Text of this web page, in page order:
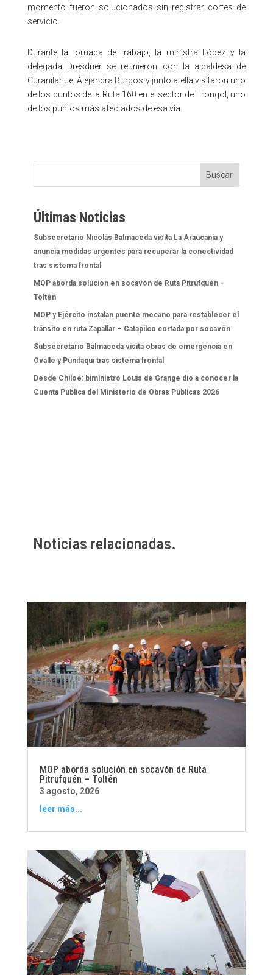
momento fueron solucionados sin registrar cortes de
servicio.
Durante la jornada de trabajo, la ministra López y la
delegada Dresdner se reunieron con la alcaldesa de
Curanilahue, Alejandra Burgos y junto a ella visitaron uno
de los puntos de la Ruta 160 en el sector de Trongol, uno
de los puntos más afectados de esa vía.
Buscar
Últimas Noticias
Subsecretario Nicolás Balmaceda visita La Araucanía y
anuncia medidas urgentes para recuperar la conectividad
tras sistema frontal
MOP aborda solución en socavón de Ruta Pitrufquén –
Toltén
MOP y Ejército instalan puente mecano para restablecer el
tránsito en ruta Zapallar – Catapilco cortada por socavón
Subsecretario Balmaceda visita obras de emergencia en
Ovalle y Punitaqui tras sistema frontal
Desde Chiloé: biministro Louis de Grange dio a conocer la
Cuenta Pública del Ministerio de Obras Públicas 2026
Noticias relacionadas.
MOP aborda solución en socavón de Ruta
Pitrufquén – Toltén
3 agosto, 2026
leer más...